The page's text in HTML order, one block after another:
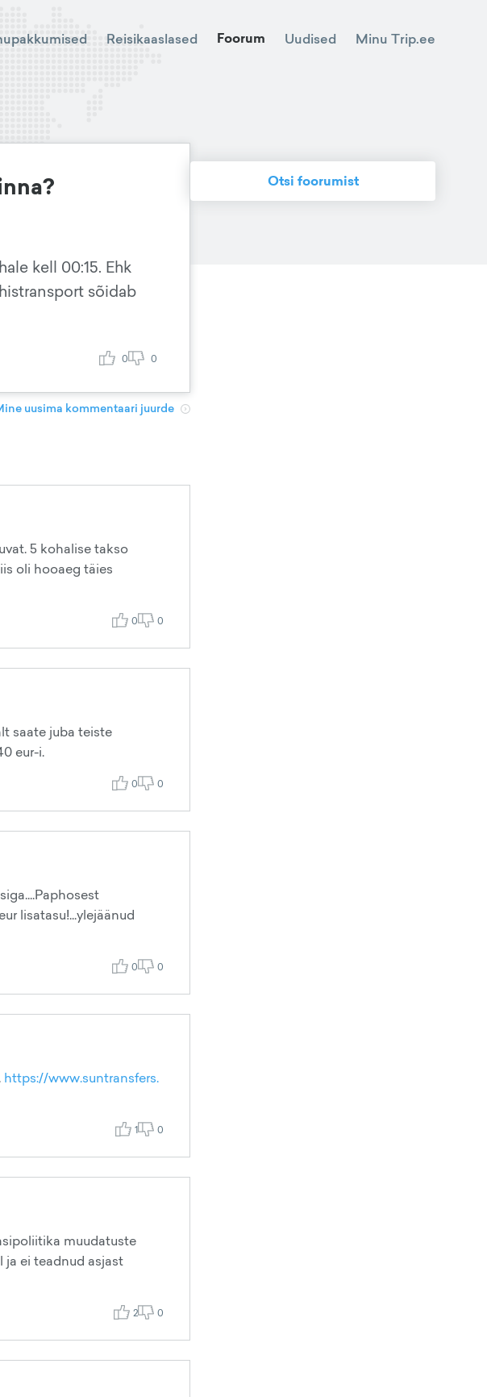
Reisikaaslased Foorum Uudised Minu Trip.ee
kell 00:15. Ehk
sõidab
0 0
uusima kommentaari juurde
5 kohalise takso
oli hooaeg täies
0 0
saate juba teiste
eur-i.
0 0
lisatasu!...ylejäänud
0 0
https://www.suntransfers.
1 0
muudatuste
ja ei teadnud asjast
2 0
Otsi foorumist